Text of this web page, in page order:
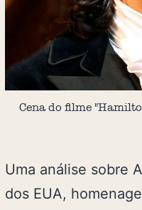
Cena do filme
Uma análise sobre
dos EUA,